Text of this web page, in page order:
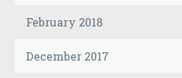
February 2018
December 2017